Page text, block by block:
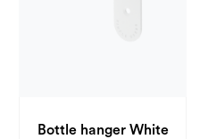
Bottle hanger White